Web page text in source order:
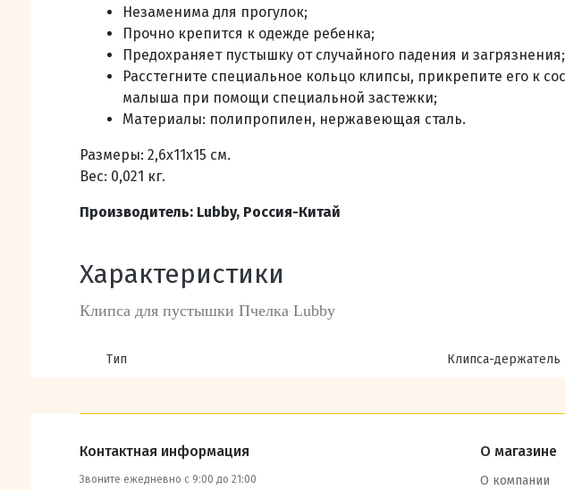
Незаменима для прогулок;
Прочно крепится к одежде ребенка;
Предохраняет пустышку от случайного падения и загрязнения;
Расстегните специальное кольцо клипсы, прикрепите его к
малыша при помощи специальной застежки;
Материалы: полипропилен, нержавеющая сталь.
Размеры: 2,6х11х15 см.
Вес: 0,021 кг.
Производитель: Lubby, Россия-Китай
Характеристики
Клипса для пустышки Пчелка Lubby
Тип Клипса-держатель
Контактная информация
Звоните ежедневно с 9:00 до 21:00
О магазине
О компании